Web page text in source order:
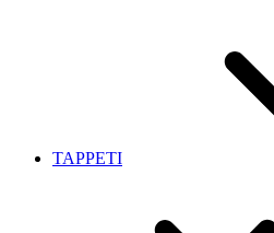
TAPPETI